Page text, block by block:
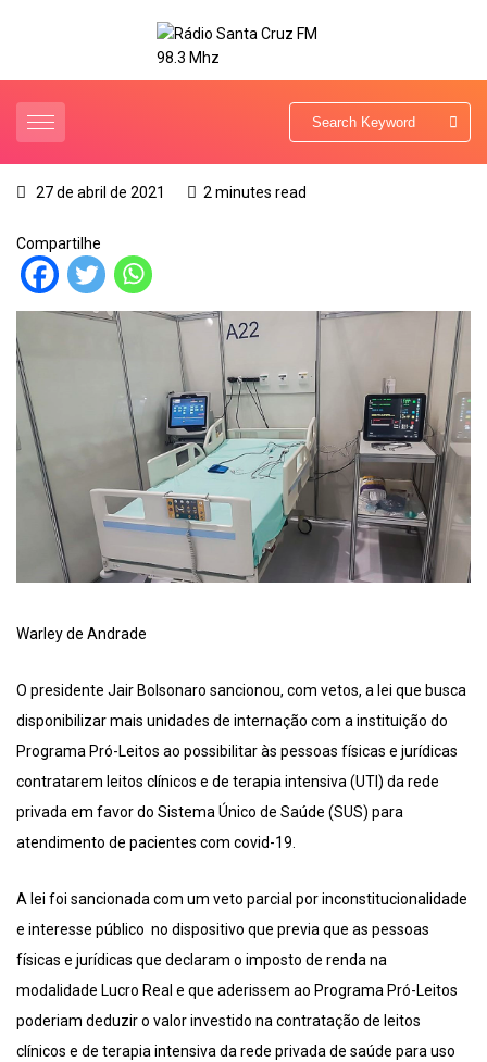
27 de abril de 2021 2 minutes read
Compartilhe
Warley de Andrade
O presidente Jair Bolsonaro sancionou, com vetos, a lei que busca
disponibilizar mais unidades de internação com a instituição do
Programa Pró-Leitos ao possibilitar às pessoas físicas e jurídicas
contratarem leitos clínicos e de terapia intensiva (UTI) da rede
privada em favor do Sistema Único de Saúde (SUS) para
atendimento de pacientes com covid-19.
A lei foi sancionada com um veto parcial por inconstitucionalidade
e interesse público no dispositivo que previa que as pessoas
físicas e jurídicas que declaram o imposto de renda na
modalidade Lucro Real e que aderissem ao Programa Pró-Leitos
poderiam deduzir o valor investido na contratação de leitos
clínicos e de terapia intensiva da rede privada de saúde para uso